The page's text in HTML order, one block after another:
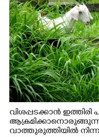
വിശപ്പടക്കാൻ
വാത്തുരുത്തിയിൽ